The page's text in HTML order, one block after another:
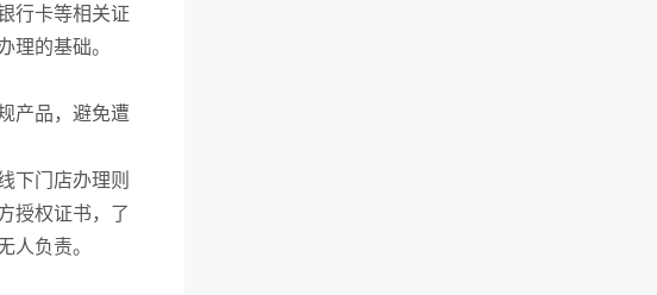
行卡等相关证
的基础。
产品，避免遭
下门店办理则
授权证书，了
负责。